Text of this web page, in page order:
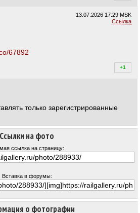
о фотографии
Ссылки на фото
ссылка на страницу:
Вставка в форумы:
13.07.2026 17:29 MSK
Ссылка
67892
+1
только зарегистрированные